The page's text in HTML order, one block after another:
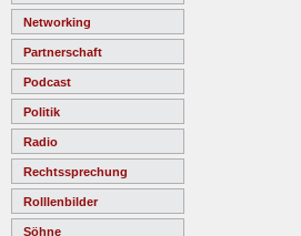
Networking
Partnerschaft
Podcast
Politik
Radio
Rechtssprechung
Rolllenbilder
Söhne